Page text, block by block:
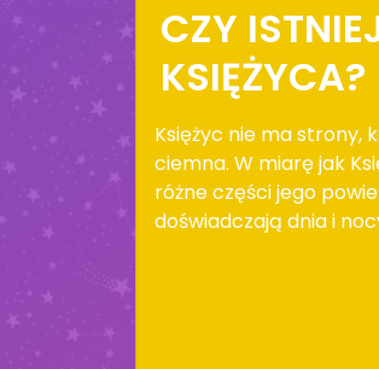
CZY
KSIĘŻYCA?
Księżyc nie ma strony,
ciemna. W miarę jak
różne części jego
doświadczają dnia i